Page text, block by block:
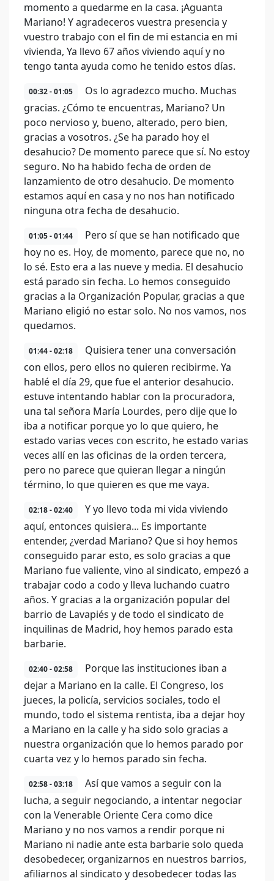
momento a quedarme en la casa. ¡Aguanta
Mariano! Y agradeceros vuestra presencia y
vuestro trabajo con el fin de mi estancia en mi
vivienda, Ya llevo 67 años viviendo aquí y no
tengo tanta ayuda como he tenido estos días.
00:32 - 01:05
Os lo agradezco mucho. Muchas
gracias. ¿Cómo te encuentras, Mariano? Un
poco nervioso y, bueno, alterado, pero bien,
gracias a vosotros. ¿Se ha parado hoy el
desahucio? De momento parece que sí. No estoy
seguro. No ha habido fecha de orden de
lanzamiento de otro desahucio. De momento
estamos aquí en casa y no nos han notificado
ninguna otra fecha de desahucio.
01:05 - 01:44
Pero sí que se han notificado que
hoy no es. Hoy, de momento, parece que no, no
lo sé. Esto era a las nueve y media. El desahucio
está parado sin fecha. Lo hemos conseguido
gracias a la Organización Popular, gracias a que
Mariano eligió no estar solo. No nos vamos, nos
quedamos.
01:44 - 02:18
Quisiera tener una conversación
con ellos, pero ellos no quieren recibirme. Ya
hablé el día 29, que fue el anterior desahucio.
estuve intentando hablar con la procuradora,
una tal señora María Lourdes, pero dije que lo
iba a notificar porque yo lo que quiero, he
estado varias veces con escrito, he estado varias
veces allí en las oficinas de la orden tercera,
pero no parece que quieran llegar a ningún
término, lo que quieren es que me vaya.
02:18 - 02:40
Y yo llevo toda mi vida viviendo
aquí, entonces quisiera... Es importante
entender, ¿verdad Mariano? Que si hoy hemos
conseguido parar esto, es solo gracias a que
Mariano fue valiente, vino al sindicato, empezó a
trabajar codo a codo y lleva luchando cuatro
años. Y gracias a la organización popular del
barrio de Lavapiés y de todo el sindicato de
inquilinas de Madrid, hoy hemos parado esta
barbarie.
02:40 - 02:58
Porque las instituciones iban a
dejar a Mariano en la calle. El Congreso, los
jueces, la policía, servicios sociales, todo el
mundo, todo el sistema rentista, iba a dejar hoy
a Mariano en la calle y ha sido solo gracias a
nuestra organización que lo hemos parado por
cuarta vez y lo hemos parado sin fecha.
02:58 - 03:18
Así que vamos a seguir con la
lucha, a seguir negociando, a intentar negociar
con la Venerable Oriente Cera como dice
Mariano y no nos vamos a rendir porque ni
Mariano ni nadie ante esta barbarie solo queda
desobedecer, organizarnos en nuestros barrios,
afiliarnos al sindicato y desobedecer todas las